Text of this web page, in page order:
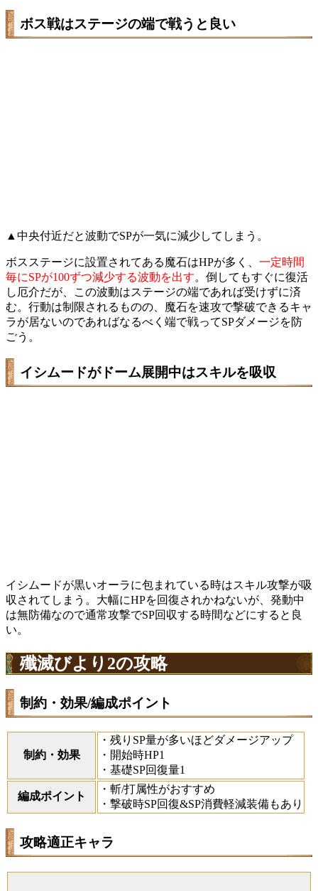
ボス戦はステージの端で戦うと良い
▲中央付近だと波動でSPが一気に減少してしまう。
ボスステージに設置されてある魔石はHPが多く、 一定時間
毎にSPが100ずつ減少する波動を出す。倒してもすぐに復活
し厄介だが、この波動はステージの端であれば受けずに済
む。行動は制限されるものの、魔石を速攻で撃破できるキャ
ラが居ないのであればなるべく端で戦ってSPダメージを防
ごう。
イシムードがドーム展開中はスキルを吸収
イシムードが黒いオーラに包まれている時はスキル攻撃が吸
収されてしまう。大幅にHPを回復されかねないが、発動中
は無防備なので通常攻撃でSP回収する時間などにすると良
い。
殲滅びより2の攻略
制約・効果/編成ポイント
制約・効果
・残りSP量が多いほどダメージアップ
・開始時HP1
・基礎SP回復量1
編成ポイント
・斬/打属性がおすすめ
・撃破時SP回復&SP消費軽減装備もあり
攻略適正キャラ